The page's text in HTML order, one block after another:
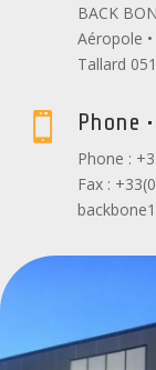
BACK
Aéropole
Tallard
 Phone
Phone :
Fax :